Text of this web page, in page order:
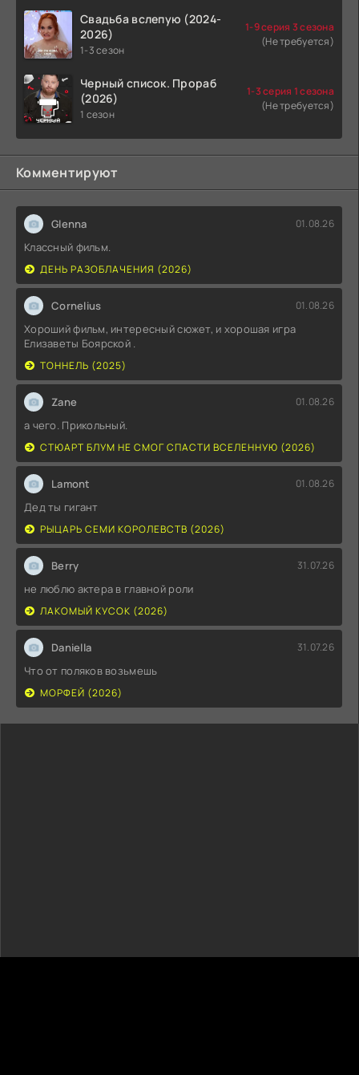
Свадьба вслепую (2024-
2026)
1-3 сезон
1-9 серия 3 сезона
(Не требуется)
Черный список. Прораб
(2026)
1 сезон
1-3 серия 1 сезона
(Не требуется)
Комментируют
Glenna 01.08.26
Классный фильм.
ДЕНЬ РАЗОБЛАЧЕНИЯ (2026)
Cornelius 01.08.26
Хороший фильм, интересный сюжет, и хорошая игра
Елизаветы Боярской .
ТОННЕЛЬ (2025)
Zane 01.08.26
а чего. Прикольный.
СТЮАРТ БЛУМ НЕ СМОГ СПАСТИ ВСЕЛЕННУЮ (2026)
Lamont 01.08.26
Дед ты гигант
РЫЦАРЬ СЕМИ КОРОЛЕВСТВ (2026)
Berry 31.07.26
не люблю актера в главной роли
ЛАКОМЫЙ КУСОК (2026)
Daniella 31.07.26
Что от поляков возьмешь
МОРФЕЙ (2026)